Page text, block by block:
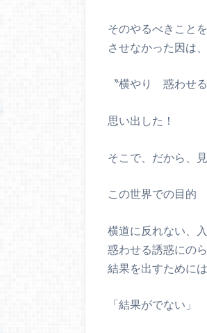
そのやるべきことを
させなかった因は
〝横やり 惑わ
思い出した！
そこで、だから、
この世界での目的
横道に反れない、
惑わせる誘惑にの
結果を出すために
「結果がでない